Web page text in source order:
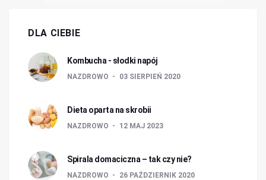
DLA CIEBIE
Kombucha - słodki napój
NAZDROWO 03 SIERPIEŃ 2020
Dieta oparta na skrobii
NAZDROWO 12 MAJ 2023
Spirala domaciczna – tak czy nie?
NAZDROWO 26 PAŹDZIERNIK 2020